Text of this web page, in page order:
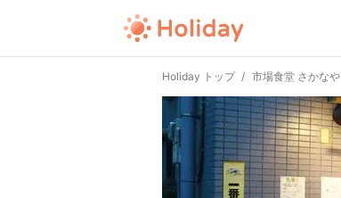
Holiday トップ 市場食堂 さかなや